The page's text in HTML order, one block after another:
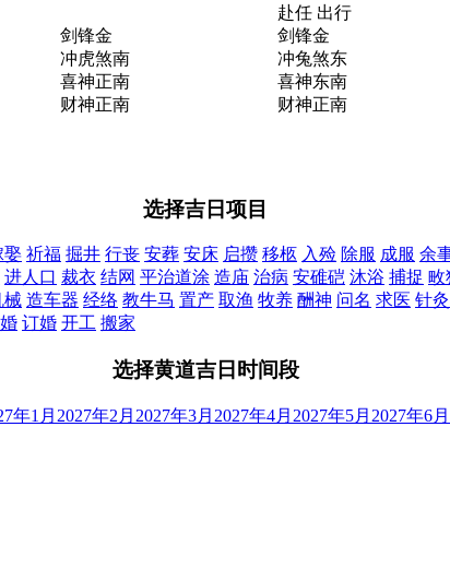
赴任 出行
剑锋金
剑锋金
冲虎煞南
冲兔煞东
喜神正南
财神正南
喜神东南
财神正南
选择吉日项目
娶 祈福 掘井 行丧 安葬 安床 启攒 移柩 入殓 除服 成服 余
进人口 裁衣 结网 平治道涂 造庙 治病 安碓硙 沐浴 捕捉 畋
械 造车器 经络 教牛马 置产 取渔 牧养 酬神 问名 求医 针灸
订婚 开工 搬家
选择黄道吉日时间段
年1月 2027年2月 2027年3月 2027年4月 2027年5月 2027年6月